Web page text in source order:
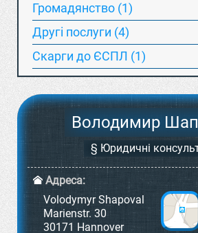
Громадянство (1)
Другі послуги (4)
Скарги до ЄСПЛ (1)
Володимир
§ Юридичні
Адреса:
Volodymyr Shapoval
Marienstr. 30
30171 Hannover